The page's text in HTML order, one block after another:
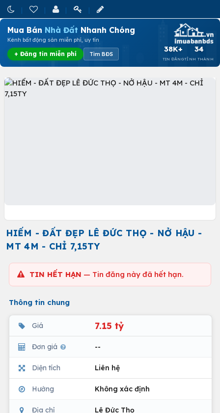
Mua Bán Nhà Đất Nhanh Chóng
Kênh bất động sản miễn phí, uy tín
+ Đăng tin miễn phí Tìm BĐS
38K+
TIN ĐĂNG
34
TỈNH THÀNH
HIẾM - ĐẤT ĐẸP LÊ ĐỨC THỌ - NỞ HẬU -
MT 4M - CHỈ 7,15TY
TIN HẾT HẠN — Tin đăng này đã hết hạn.
Thông tin chung
Giá 7.15 tỷ
Đơn giá --
Diện tích Liên hệ
Hướng Không xác định
Địa chỉ Lê Đức Thọ